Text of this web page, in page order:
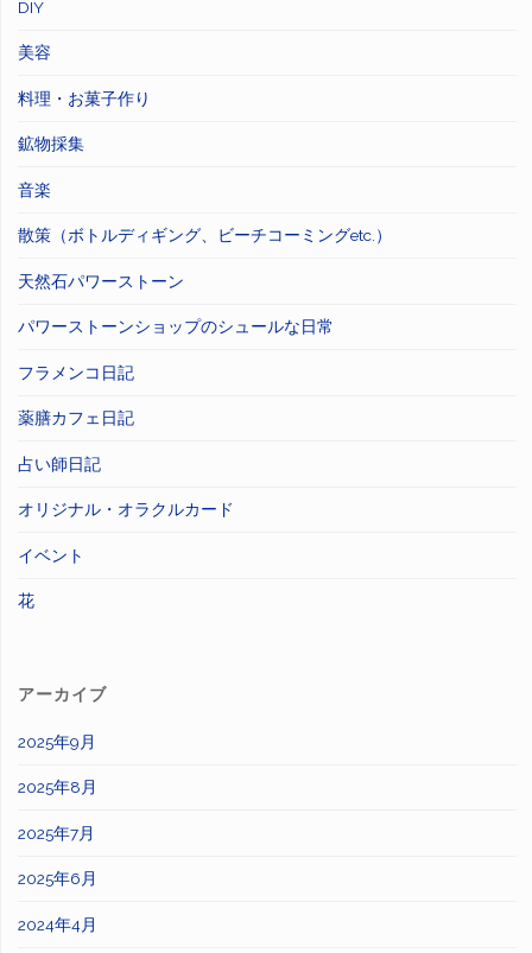
DIY
美容
料理・お菓子作り
鉱物採集
音楽
散策（ボトルディギング、ビーチコーミングetc.）
天然石パワーストーン
パワーストーンショップのシュールな日常
フラメンコ日記
薬膳カフェ日記
占い師日記
オリジナル・オラクルカード
イベント
花
アーカイブ
2025年9月
2025年8月
2025年7月
2025年6月
2024年4月